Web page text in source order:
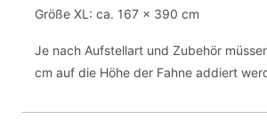
Größe XL: ca. 167 x 390 cm
Je nach Aufstellart und Zubehör
cm auf die Höhe der Fahne addiert